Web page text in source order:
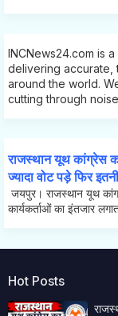
INCNews24.com is
delivering accurate,
around the world.
cutting through
राजस्थान यूथ कांग्रेस
ज्यादा वोट पड़े फिर
जयपुर। राजस्थान यूथ
कार्यकर्ताओं का इंतजार
Hot Posts